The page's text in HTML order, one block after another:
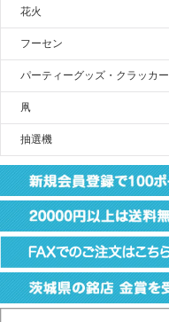
花火
フーセン
パーティーグッズ・クラッカー
凧
抽選機